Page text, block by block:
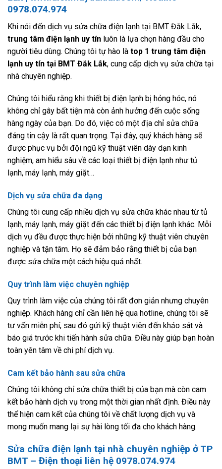
0978.074.974
Khi nói đến dịch vụ sửa chữa điện lạnh tại BMT Đắk Lắk,
trung tâm điện lạnh uy tín luôn là lựa chọn hàng đầu cho
người tiêu dùng. Chúng tôi tự hào là top 1 trung tâm điện
lạnh uy tín tại BMT Đắk Lắk, cung cấp dịch vụ sửa chữa tại
nhà chuyên nghiệp.
Chúng tôi hiểu rằng khi thiết bị điện lạnh bị hỏng hóc, nó
không chỉ gây bất tiện mà còn ảnh hưởng đến cuộc sống
hàng ngày của bạn. Do đó, việc có một địa chỉ sửa chữa
đáng tin cậy là rất quan trọng. Tại đây, quý khách hàng sẽ
được phục vụ bởi đội ngũ kỹ thuật viên dày dạn kinh
nghiệm, am hiểu sâu về các loại thiết bị điện lạnh như tủ
lạnh, máy lạnh, máy giặt…
Dịch vụ sửa chữa đa dạng
Chúng tôi cung cấp nhiều dịch vụ sửa chữa khác nhau từ tủ
lạnh, máy lạnh, máy giặt đến các thiết bị điện lạnh khác. Mỗi
dịch vụ đều được thực hiện bởi những kỹ thuật viên chuyên
nghiệp và tận tâm. Họ sẽ đảm bảo rằng thiết bị của bạn
được sửa chữa một cách hiệu quả nhất.
Quy trình làm việc chuyên nghiệp
Quy trình làm việc của chúng tôi rất đơn giản nhưng chuyên
nghiệp. Khách hàng chỉ cần liên hệ qua hotline, chúng tôi sẽ
tư vấn miễn phí, sau đó gửi kỹ thuật viên đến khảo sát và
báo giá trước khi tiến hành sửa chữa. Điều này giúp bạn hoàn
toàn yên tâm về chi phí dịch vụ.
Cam kết bảo hành sau sửa chữa
Chúng tôi không chỉ sửa chữa thiết bị của bạn mà còn cam
kết bảo hành dịch vụ trong một thời gian nhất định. Điều này
thể hiện cam kết của chúng tôi về chất lượng dịch vụ và
mong muốn mang lại sự hài lòng tối đa cho khách hàng.
Sửa chữa điện lạnh tại nhà chuyên nghiệp ở TP
BMT – Điện thoại liên hệ 0978.074.974